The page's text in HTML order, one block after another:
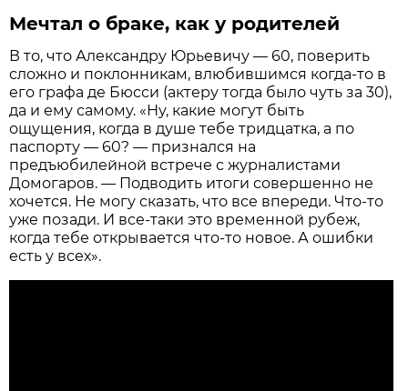
Мечтал о браке, как у родителей
В то, что Александру Юрьевичу — 60, поверить
сложно и поклонникам, влюбившимся когда-то в
его графа де Бюсси (актеру тогда было чуть за 30),
да и ему самому. «Ну, какие могут быть
ощущения, когда в душе тебе тридцатка, а по
паспорту — 60? — признался на
предъюбилейной встрече с журналистами
Домогаров. — Подводить итоги совершенно не
хочется. Не могу сказать, что все впереди. Что-то
уже позади. И все-таки это временной рубеж,
когда тебе открывается что-то новое. А ошибки
есть у всех».